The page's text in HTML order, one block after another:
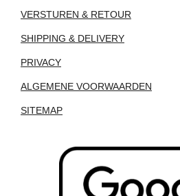
VERSTUREN & RETOUR
SHIPPING & DELIVERY
PRIVACY
ALGEMENE VOORWAARDEN
SITEMAP